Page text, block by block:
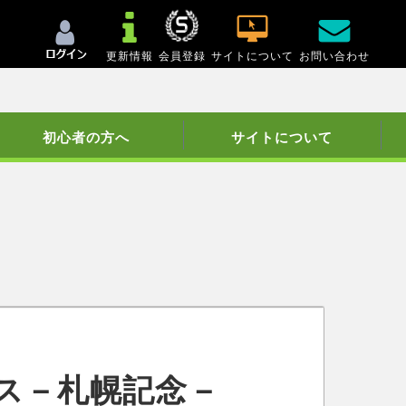
更新情報 会員登録 サイトについて お問い合わせ
初心者の方へ サイトについて
－札幌記念－